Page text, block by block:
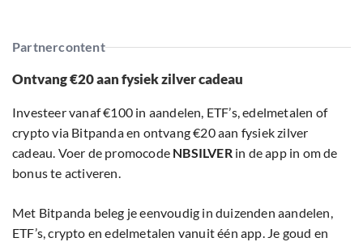
Partnercontent
Ontvang €20 aan fysiek zilver cadeau
Investeer vanaf €100 in aandelen, ETF’s, edelmetalen of
crypto via Bitpanda en ontvang €20 aan fysiek zilver
cadeau. Voer de promocode NBSILVERin de app in om de
bonus te activeren.
Met Bitpanda beleg je eenvoudig in duizenden aandelen,
ETF’s, crypto en edelmetalen vanuit één app. Je goud en